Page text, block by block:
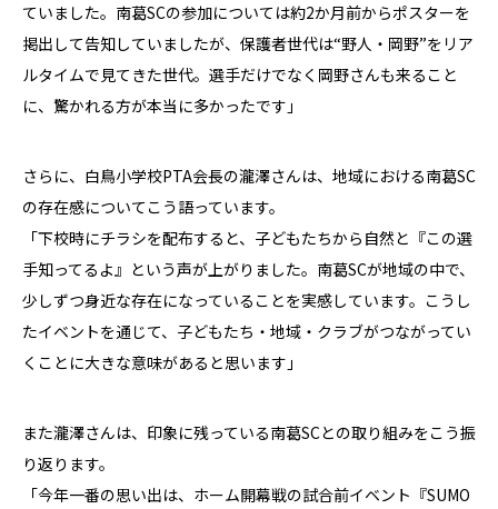
ていました。南葛SCの参加については約2か月前からポスターを
掲出して告知していましたが、保護者世代は“野人・岡野”をリア
ルタイムで見てきた世代。選手だけでなく岡野さんも来ること
に、驚かれる方が本当に多かったです」
さらに、白鳥小学校PTA会長の瀧澤さんは、地域における南葛SC
の存在感についてこう語っています。
「下校時にチラシを配布すると、子どもたちから自然と『この選
手知ってるよ』という声が上がりました。南葛SCが地域の中で、
少しずつ身近な存在になっていることを実感しています。こうし
たイベントを通じて、子どもたち・地域・クラブがつながってい
くことに大きな意味があると思います」
また瀧澤さんは、印象に残っている南葛SCとの取り組みをこう振
り返ります。
「今年一番の思い出は、ホーム開幕戦の試合前イベント『SUMO